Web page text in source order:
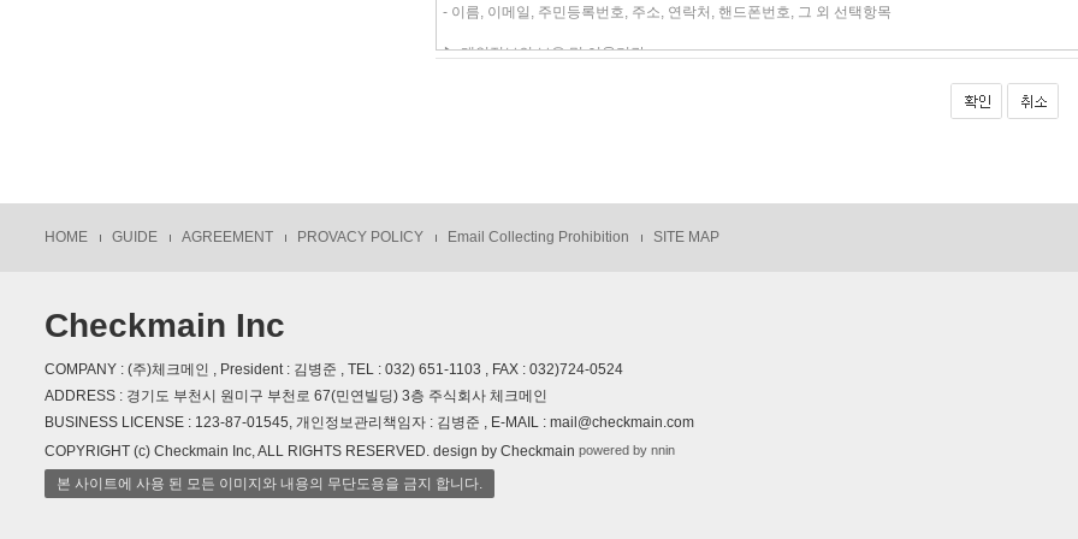
HOME GUIDE AGREEMENT PROVACY POLICY Email Collecting Prohibition SITE MAP
Checkmain Inc
COMPANY : (주)체크메인 , President : 김병준 , TEL : 032) 651-1103 , FAX : 032)724-0524
ADDRESS : 경기도 부천시 원미구 부천로 67(민연빌딩) 3층 주식회사 체크메인
BUSINESS LICENSE : 123-87-01545, 개인정보관리책임자 : 김병준 , E-MAIL : mail@checkmain.com
COPYRIGHT (c) Checkmain Inc, ALL RIGHTS RESERVED. design by Checkmain powered by nnin
본 사이트에 사용 된 모든 이미지와 내용의 무단도용을 금지 합니다.